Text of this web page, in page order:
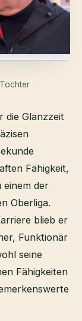
die Glanzzeit
Fähigkeit,
einem der
Oberliga.
blieb er
Funktionär
seine
Fähigkeiten